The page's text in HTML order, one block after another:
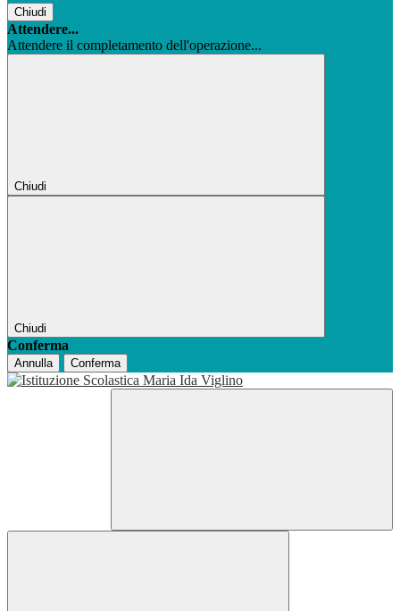
Chiudi
Attendere...
Attendere il completamento dell'operazione...
Chiudi
Chiudi
Conferma
Annulla Conferma